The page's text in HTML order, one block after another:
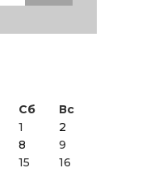
Сб
Вс
1
2
8
9
15
16